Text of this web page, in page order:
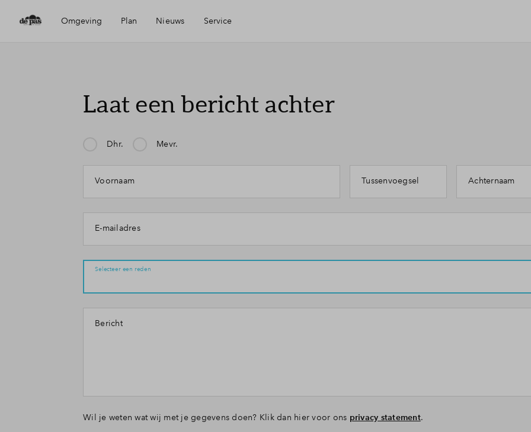
Omgeving Plan
Wijken
Planning
Nieuws Service
Financiele check
Toewijzing
Laat een bericht achter
Dhr. Mevr.
Voornaam Tussenvoegsel Achternaam
E-mailadres
Selecteer een reden
Mijn klacht gaat over:
Bericht
Wil je weten wat wij met je gegevens doen? Klik dan hier voor ons privacy statement.